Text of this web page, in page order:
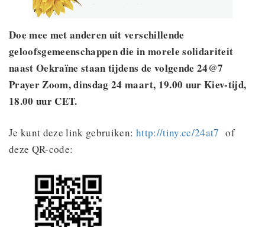
Doe mee met anderen uit verschillende
geloofsgemeenschappen die in morele solidariteit
naast Oekraïne staan tijdens de volgende 24@7
Prayer Zoom, dinsdag 24 maart, 19.00 uur Kiev-tijd,
18.00 uur CET.
Je kunt deze link gebruiken: http://tiny.cc/24at7 of
deze QR-code: